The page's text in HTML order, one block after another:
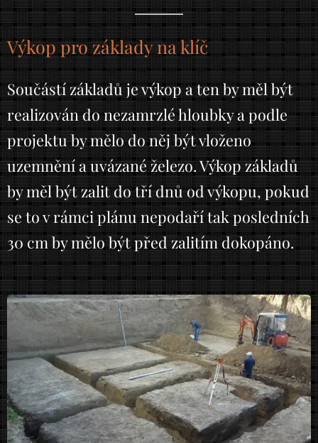
Výkop pro základy na klíč
Součástí základů je výkop a ten by měl být
realizován do nezamrzlé hloubky a podle
projektu by mělo do něj být vloženo
uzemnění a uvázané železo. Výkop základů
by měl být zalit do tří dnů od výkopu, pokud
se to v rámci plánu nepodaří tak posledních
30 cm by mělo být před zalitím dokopáno.